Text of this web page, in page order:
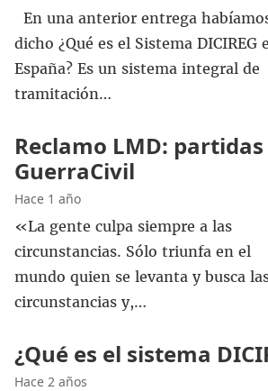
En una anterior entrega
dicho ¿Qué es el Sistema DICIREG
España? Es un sistema integral de
tramitación…
Reclamo LMD:
GuerraCivil
Hace 1 año
«La gente culpa siempre a las
circunstancias. Sólo triunfa en el
mundo quien se levanta y busca
circunstancias y,…
¿Qué es el sistema
Hace 2 años